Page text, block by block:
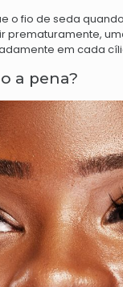
o fio de seda
prematuramente,
em cada
a pena?